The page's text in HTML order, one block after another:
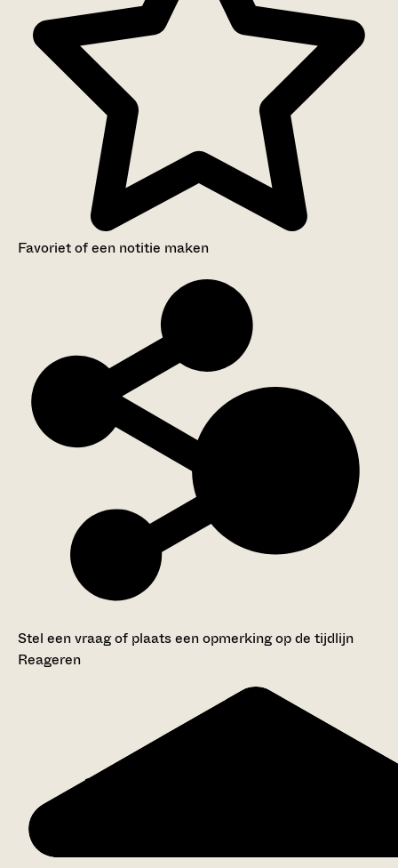
Favoriet of een notitie maken
Stel een vraag of plaats een opmerking op de tijdlijn
Reageren